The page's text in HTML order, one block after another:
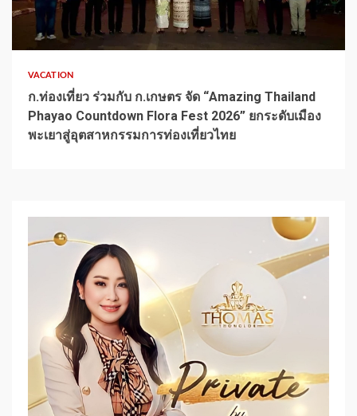
1 min read
VACATION
ก.ท่องเที่ยว ร่วมกับ ก.เกษตร จัด “Amazing Thailand
Phayao Countdown Flora Fest 2026” ยกระดับเมือง
พะเยาสู่อุตสาหกรรมการท่องเที่ยวไทย